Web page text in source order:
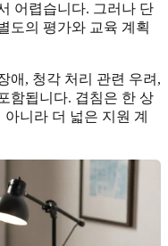
어렵습니다. 그러나 단
도의 평가와 교육 계획
애, 청각 처리 관련 우려,
함됩니다. 겹침은 한 상
니라 더 넓은 지원 계